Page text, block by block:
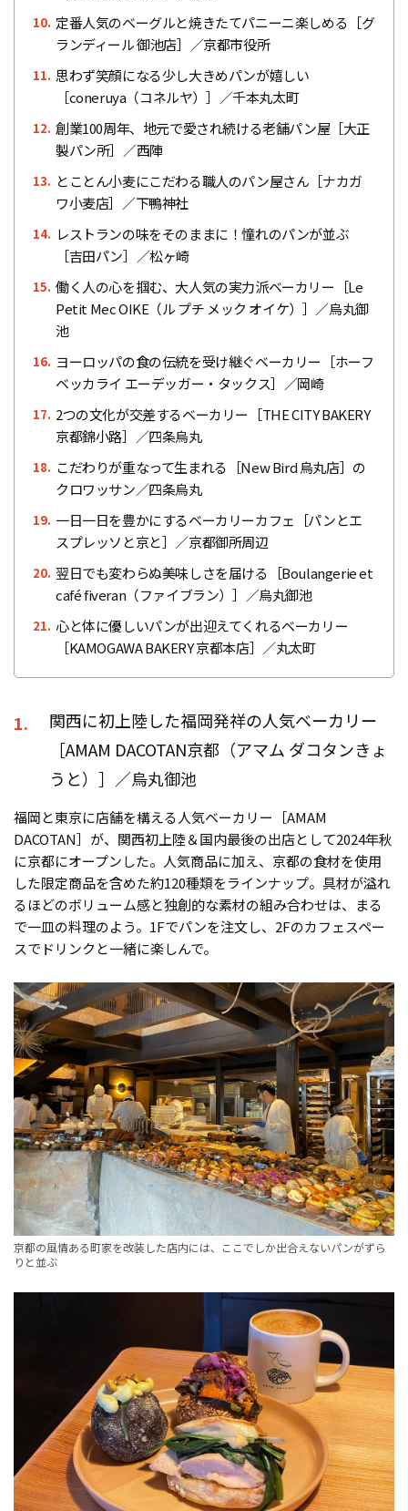
10. 定番人気のベーグルと焼きたてパニーニ楽しめる［グ
ランディール 御池店］／京都市役所
11. 思わず笑顔になる少し大きめパンが嬉しい
［coneruya（コネルヤ）］／千本丸太町
12. 創業100周年、地元で愛され続ける老舗パン屋［大正
製パン所］／西陣
13. とことん小麦にこだわる職人のパン屋さん［ナカガ
ワ小麦店］／下鴨神社
14. レストランの味をそのままに！憧れのパンが並ぶ
［吉田パン］／松ヶ崎
15. 働く人の心を掴む、大人気の実力派ベーカリー［Le
Petit Mec OIKE（ル プチ メック オイケ）］／烏丸御
池
16. ヨーロッパの食の伝統を受け継ぐベーカリー［ホーフ
ベッカライ エーデッガー・タックス］／岡崎
17. 2つの文化が交差するベーカリー［THE CITY BAKERY
京都錦小路］／四条烏丸
18. こだわりが重なって生まれる［New Bird 烏丸店］の
クロワッサン／四条烏丸
19. 一日一日を豊かにするベーカリーカフェ［パンとエ
スプレッソと京と］／京都御所周辺
20. 翌日でも変わらぬ美味しさを届ける［Boulangerie et
café fiveran（ファイブラン）］／烏丸御池
21. 心と体に優しいパンが出迎えてくれるベーカリー
［KAMOGAWA BAKERY 京都本店］／丸太町
1.
関西に初上陸した福岡発祥の人気ベーカリー
［AMAM DACOTAN京都（アマム ダコタンきょ
うと）］／烏丸御池
福岡と東京に店舗を構える人気ベーカリー［AMAM
DACOTAN］が、関西初上陸＆国内最後の出店として2024年秋
に京都にオープンした。人気商品に加え、京都の食材を使用
した限定商品を含めた約120種類をラインナップ。具材が溢れ
るほどのボリューム感と独創的な素材の組み合わせは、まる
で一皿の料理のよう。1Fでパンを注文し、2Fのカフェスペー
スでドリンクと一緒に楽しんで。
京都の風情ある町家を改装した店内には、ここでしか出合えないパンがずら
りと並ぶ